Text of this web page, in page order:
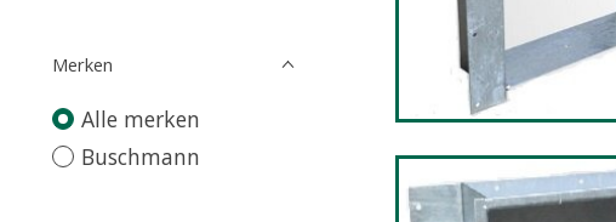
Merken
Alle merken
Buschmann